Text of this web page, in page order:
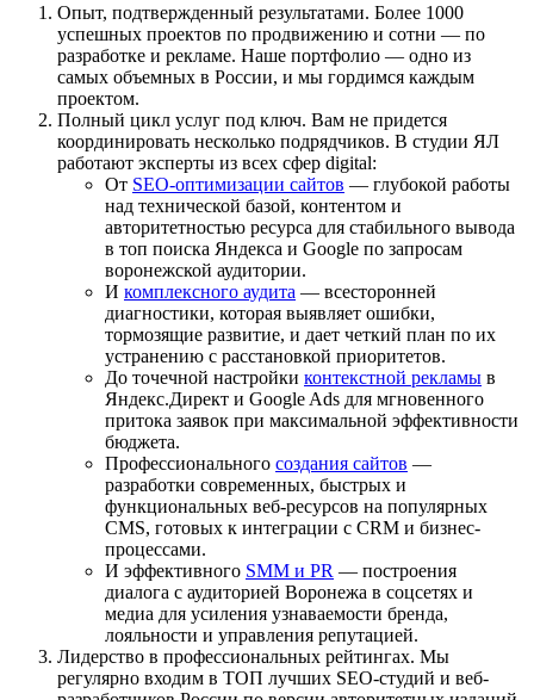
Опыт, подтвержденный результатами. Более 1000
успешных проектов по продвижению и сотни — по
разработке и рекламе. Наше портфолио — одно из
самых объемных в России, и мы гордимся каждым
проектом.
Полный цикл услуг под ключ. Вам не придется
координировать несколько подрядчиков. В студии ЯЛ
работают эксперты из всех сфер digital:
От SEO-оптимизации сайтов — глубокой работы
над технической базой, контентом и
авторитетностью ресурса для стабильного вывода
в топ поиска Яндекса и Google по запросам
воронежской аудитории.
И комплексного аудита — всесторонней
диагностики, которая выявляет ошибки,
тормозящие развитие, и дает четкий план по их
устранению с расстановкой приоритетов.
До точечной настройки контекстной рекламы в
Яндекс.Директ и Google Ads для мгновенного
притока заявок при максимальной эффективности
бюджета.
Профессионального создания сайтов —
разработки современных, быстрых и
функциональных веб-ресурсов на популярных
CMS, готовых к интеграции с CRM и бизнес-
процессами.
И эффективного SMM и PR — построения
диалога с аудиторией Воронежа в соцсетях и
медиа для усиления узнаваемости бренда,
лояльности и управления репутацией.
Лидерство в профессиональных рейтингах. Мы
регулярно входим в ТОП лучших SEO-студий и веб-